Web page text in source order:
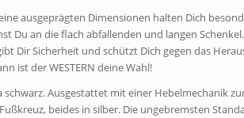
ausgeprägten Dimensionen halten Dich
Du an die flach abfallenden und langen
Dir Sicherheit und schützt Dich gegen das
ist der WESTERN deine Wahl!
Ausgestattet mit einer Hebelmechanik
beides in silber. Die ungebremsten